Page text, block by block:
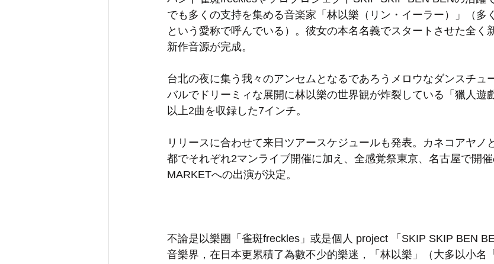
でも多くの支持を集める音楽家「林以樂（リン・イーラー）」（多
という愛称で呼んでいる）。彼女の本名名義でスタートさせた全く
新作音源が完成。
台北の夜に集う我々のアンセムとなるであろうメロウなダンスチュ
バルでドリーミィな展開に林以樂の世界観が炸裂している「獵人遊
以上2曲を収録した7インチ。
リリースに合わせて来日ツアースケジュールも発表。カネコアヤノ
都でそれぞれ2マンライブ開催に加え、全感覚祭東京、名古屋で開
MARKETへの出演が決定。
不論是以樂團「雀斑freckles」或是個人 project 「SKIP SKIP BEN
音樂界，在日本更累積了為數不少的樂迷，「林以樂」（大多以小名